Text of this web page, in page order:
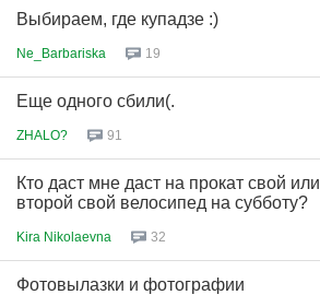
Выбираем, где купадзе :)
Ne_Barbariska 19
Еще одного сбили(.
ZHALO? 91
Кто даст мне даст на прокат свой или
второй свой велосипед на субботу?
Kira Nikolaevna 32
Фотовылазки и фотографии